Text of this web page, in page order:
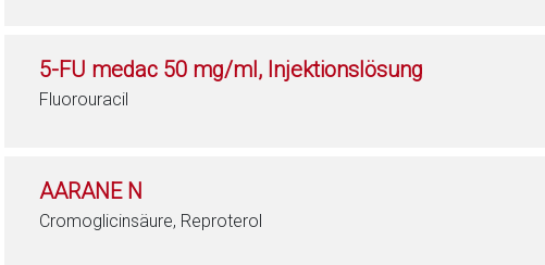
5-FU medac 50 mg/ml, Injektionslösung
Fluorouracil
AARANE N
Cromoglicinsäure, Reproterol